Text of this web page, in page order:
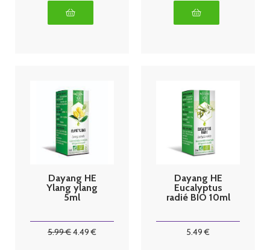
Dayang HE
Ylang ylang
5ml
5.99€4.49 €
Dayang HE
Eucalyptus
radié BIO 10ml
5.49 €